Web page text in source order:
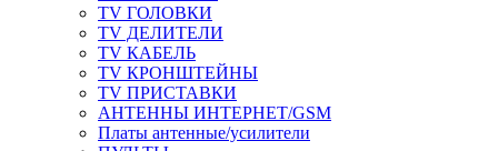
TV ГОЛОВКИ
TV ДЕЛИТЕЛИ
TV КАБЕЛЬ
TV КРОНШТЕЙНЫ
TV ПРИСТАВКИ
АНТЕННЫ ИНТЕРНЕТ/GSM
Платы антенные/усилители